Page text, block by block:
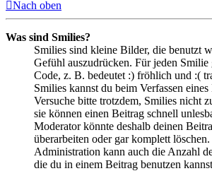
Nach oben
Was sind Smilies?
Smilies sind kleine Bilder, die benutzt
Gefühl auszudrücken. Für jeden Smilie
Code, z. B. bedeutet :) fröhlich und :(
Smilies kannst du beim Verfassen eines
Versuche bitte trotzdem, Smilies nicht
sie können einen Beitrag schnell
Moderator könnte deshalb deinen
überarbeiten oder gar komplett
Administration kann auch die Anzahl
die du in einem Beitrag benutzen